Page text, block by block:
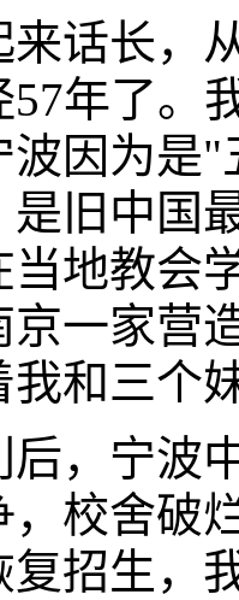
话长，
年了。
波因为是
是旧中国
当地教会
京一家营
我和三个
后，宁波
校舍破
复招生，